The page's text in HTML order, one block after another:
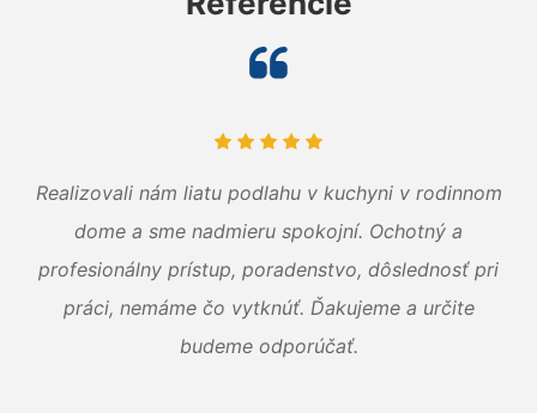
Realizovali nám liatu podlahu v kuchyni v rodinnom
dome a sme nadmieru spokojní. Ochotný a
profesionálny prístup, poradenstvo, dôslednosť pri
práci, nemáme čo vytknúť. Ďakujeme a určite
budeme odporúčať.